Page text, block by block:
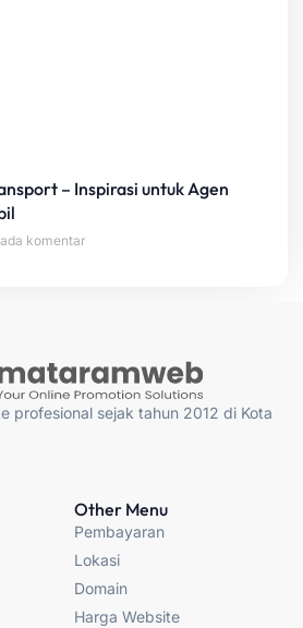
– Inspirasi untuk Agen
komentar
profesional sejak tahun 2012 di Kota
Other Menu
Pembayaran
Lokasi
Domain
Harga Website